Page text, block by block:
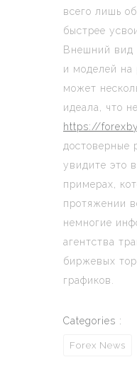
всего лишь
быстрее
Внешний вид
и моделей на
может
идеала, что
https://
достоверные
увидите это
примерах,
протяжении
немногие
агентства
биржевых
графиков.
Categories :
Forex News